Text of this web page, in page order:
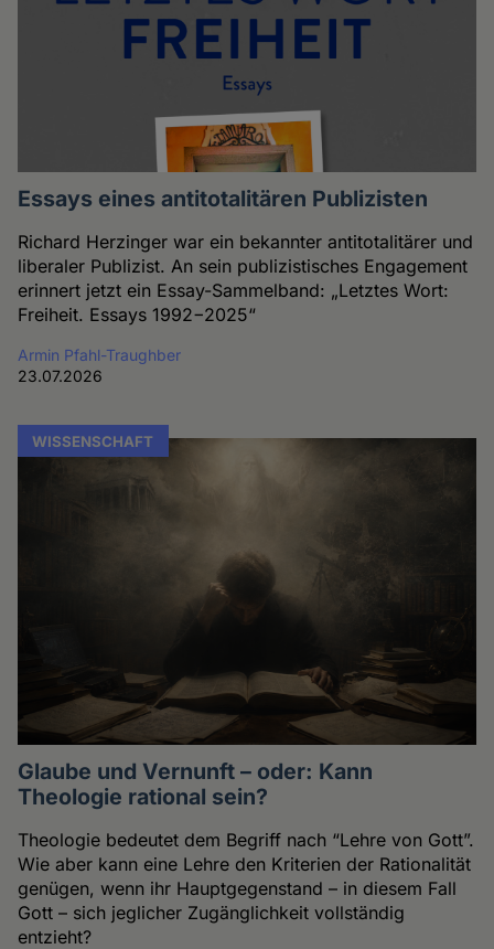
Essays eines antitotalitären Publizisten
Richard Herzinger war ein bekannter antitotalitärer und
liberaler Publizist. An sein publizistisches Engagement
erinnert jetzt ein Essay-Sammelband: „Letztes Wort:
Freiheit. Essays 1992−2025“
Armin Pfahl-Traughber
23.07.2026
WISSENSCHAFT
Glaube und Vernunft – oder: Kann
Theologie rational sein?
Theologie bedeutet dem Begriff nach “Lehre von Gott”.
Wie aber kann eine Lehre den Kriterien der Rationalität
genügen, wenn ihr Hauptgegenstand – in diesem Fall
Gott – sich jeglicher Zugänglichkeit vollständig
entzieht?